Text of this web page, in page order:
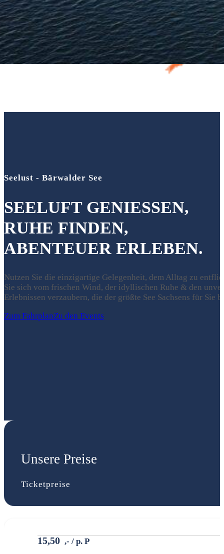
Seelust - Bärwalder See
SEELUFT GENIESSEN,
RUHE FINDEN,
ABENTEUER ERLEBEN.
Nutzen Sie die einzigartige Gelegenheit, dem Alltag zu
Sie sich vom frischen Wind, der idyllischen Ruhe & den
Erlebnissen verzaubern, die der größte See Sachsens für Sie
Zum FahrplanZu den Events
Unsere Preise
Ticketpreise
15,50